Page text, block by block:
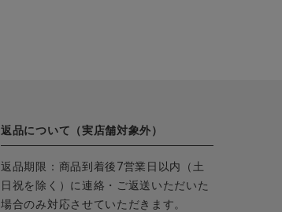
返品について（実店舗対象外）
返品期限：商品到着後7営業日以内（土
日祝を除く）に連絡・ご返送いただいた
場合のみ対応させていただきます。